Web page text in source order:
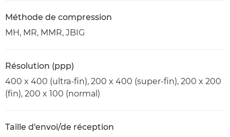
Méthode de compression
MH, MR, MMR, JBIG
Résolution (ppp)
400 x 400 (ultra-fin), 200 x 400 (super-fin), 200 x 200
(fin), 200 x 100 (normal)
Taille d'envoi/de réception